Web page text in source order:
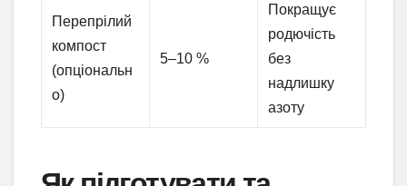
Перепрілий
компост
(опціональн
о)
5–10 %
Покращує
родючість
без
надлишку
азоту